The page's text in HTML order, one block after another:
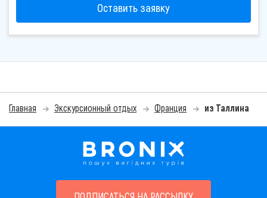
Оставить заявку
Главная Экскурсионный отдых Франция из Таллина